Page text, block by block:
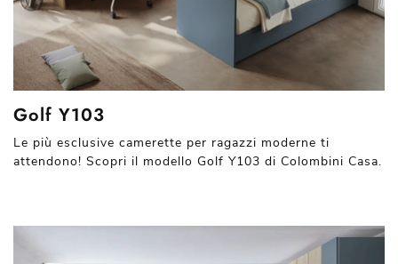
Golf Y103
Le più esclusive camerette per ragazzi moderne ti
attendono! Scopri il modello Golf Y103 di Colombini Casa.